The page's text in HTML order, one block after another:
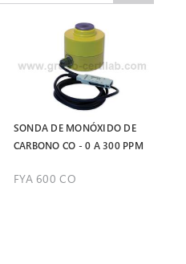
SONDA DE MONÓXIDO DE
CARBONO CO - 0 A 300 PPM
FYA 600 CO